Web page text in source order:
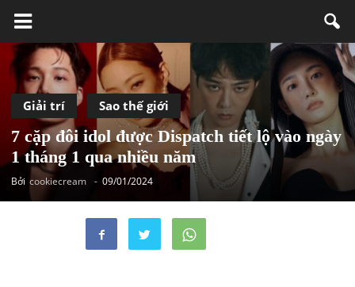
Giải trí Sao thế giới
7 cặp đôi idol được Dispatch tiết lộ vào ngày
1 tháng 1 qua nhiều năm
Bởi cookiecream - 09/01/2024